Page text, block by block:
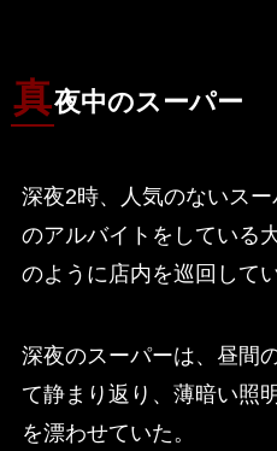
真夜中のスーパー
深夜2時、人気のないス
のアルバイトをしている
のように店内を巡回してい
深夜のスーパーは、昼間
て静まり返り、薄暗い照
を漂わせていた。